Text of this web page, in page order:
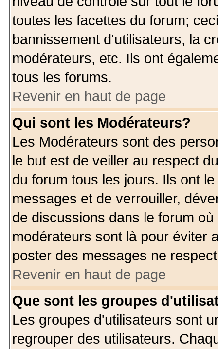
toutes les facettes du forum;
bannissement d'utilisateurs, la
modérateurs, etc. Ils ont
tous les forums.
Revenir en haut de page
Qui sont les Modérateurs?
Les Modérateurs sont des
le but est de veiller au respect
du forum tous les jours. Ils ont
messages et de verrouiller,
de discussions dans le forum
modérateurs sont là pour éviter
poster des messages ne
Revenir en haut de page
Que sont les groupes
Les groupes d'utilisateurs sont
regrouper des utilisateurs.